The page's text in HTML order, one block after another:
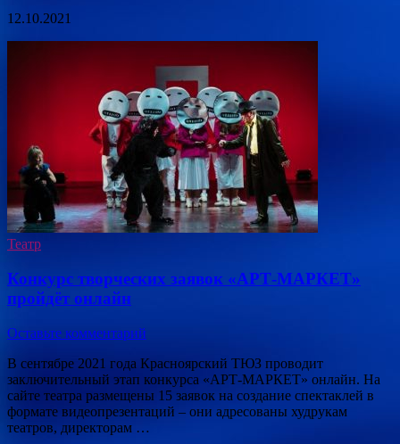
12.10.2021
Театр
Конкурс творческих заявок «АРТ-МАРКЕТ»
пройдёт онлайн
Оставьте комментарий
В сентябре 2021 года Красноярский ТЮЗ проводит
заключительный этап конкурса «АРТ-МАРКЕТ» онлайн. На
сайте театра размещены 15 заявок на создание спектаклей в
формате видеопрезентаций – они адресованы худрукам
театров, директорам …